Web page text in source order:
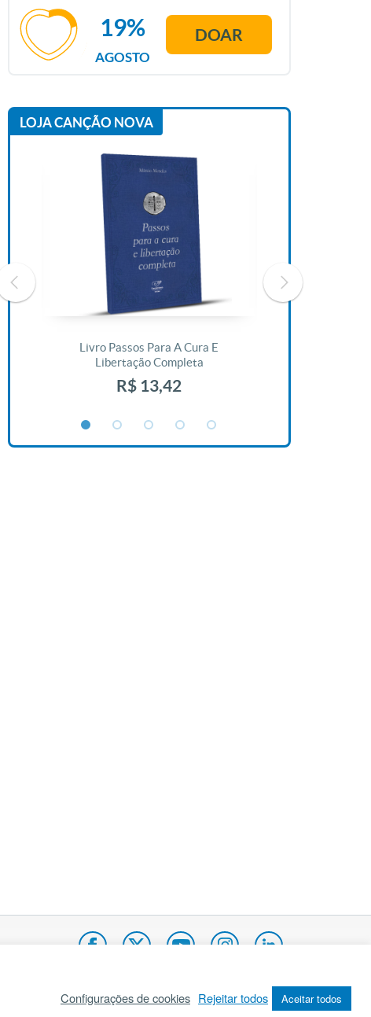
AGOSTO
19% DOAR
LOJA CANÇÃO NOVA
Livro Passos Para A Cura E
Libertação Completa
R$ 13,42
Mapa do site Internacional
Configurações de cookies Rejeitar todos Aceitar todos